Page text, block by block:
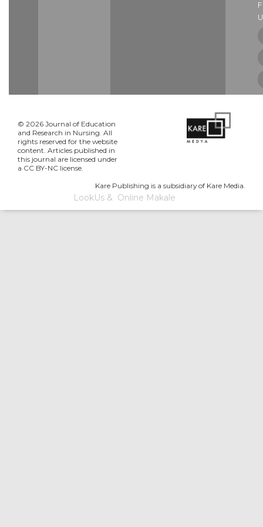
© 2026 Journal of Education
and Research in Nursing. All
rights reserved for the website
content. Articles published in
this journal are licensed under
a CC BY-NC license.
Kare Publishing is a subsidiary of Kare Media.
LookUs& Online Makale